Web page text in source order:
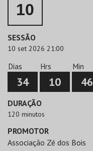
10
SESSÃO
10 set 2026 21:00
Dias
34
Hrs
10
Min
46
DURAÇÃO
120 minutos
PROMOTOR
Associação Zé dos Bois